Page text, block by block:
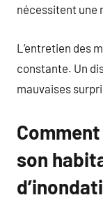
nécessitent une
L’entretien des
constante. Un
mauvaises
son